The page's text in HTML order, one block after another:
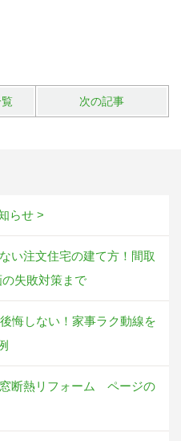
次の記事
らせ >
い注文住宅の建て方！間取
失敗対策まで
悔しない！家事ラク動線を
窓断熱リフォーム ページの